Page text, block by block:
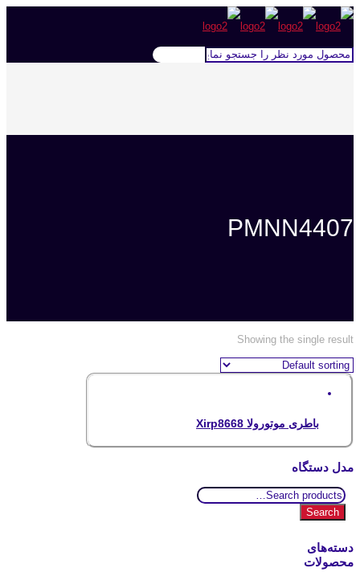
PMNN4407
Showing the single result
باطری موتورولا Xirp8668
مدل دستگاه
Search
for:
Search
دسته‌های
محصولات